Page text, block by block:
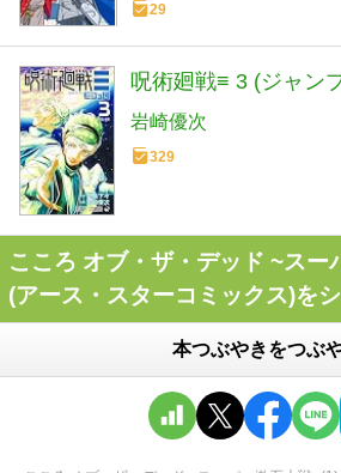
29
呪術廻戦≡ 3 (ジャン
岩崎優次
329
こころ オブ・ザ・デッド ~スー
(アース・スターコミックス)を
本つぶやきをつぶ